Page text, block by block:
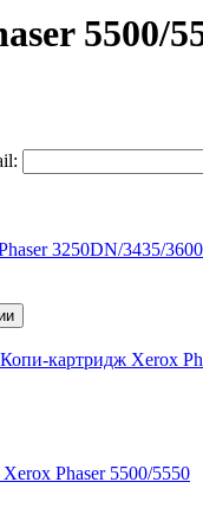
5500/
Копи-картридж Xerox
Phaser 5500/5550